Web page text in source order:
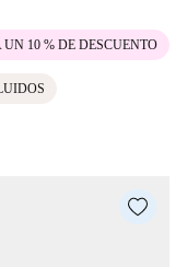
UN 10 % DE DESCUENTO